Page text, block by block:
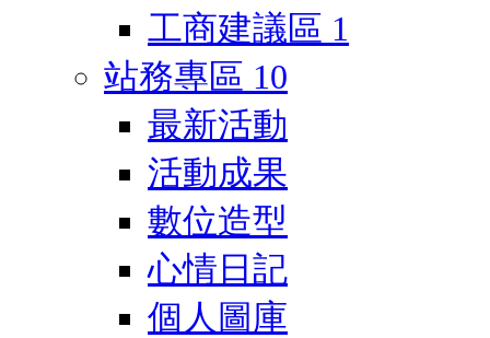
工商建議區 1
站務專區 10
最新活動
活動成果
數位造型
心情日記
個人圖庫